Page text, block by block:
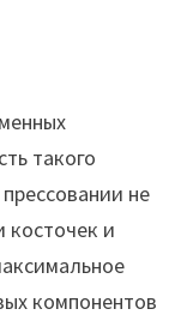
такого
не
косточек и
компонентов